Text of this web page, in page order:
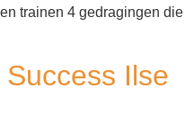
trainen 4 gedragingen die
Ilse